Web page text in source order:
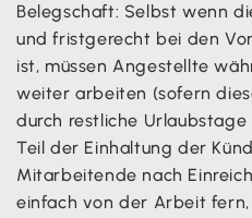
Belegschaft: Selbst wenn
und fristgerecht bei den
ist, müssen Angestellte
weiter arbeiten (sofern
durch restliche
Teil der Einhaltung der
Mitarbeitende nach
einfach von der Arbeit